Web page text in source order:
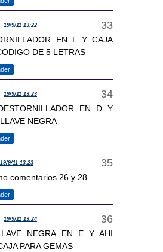
19/9/11 13:22
EN L Y CAJA
DE 5 LETRAS
19/9/11 13:23
EN D Y
NEGRA
19/9/11 13:23
comentarios 26 y 28
19/9/11 13:24
NEGRA EN E Y AHI
PARA GEMAS